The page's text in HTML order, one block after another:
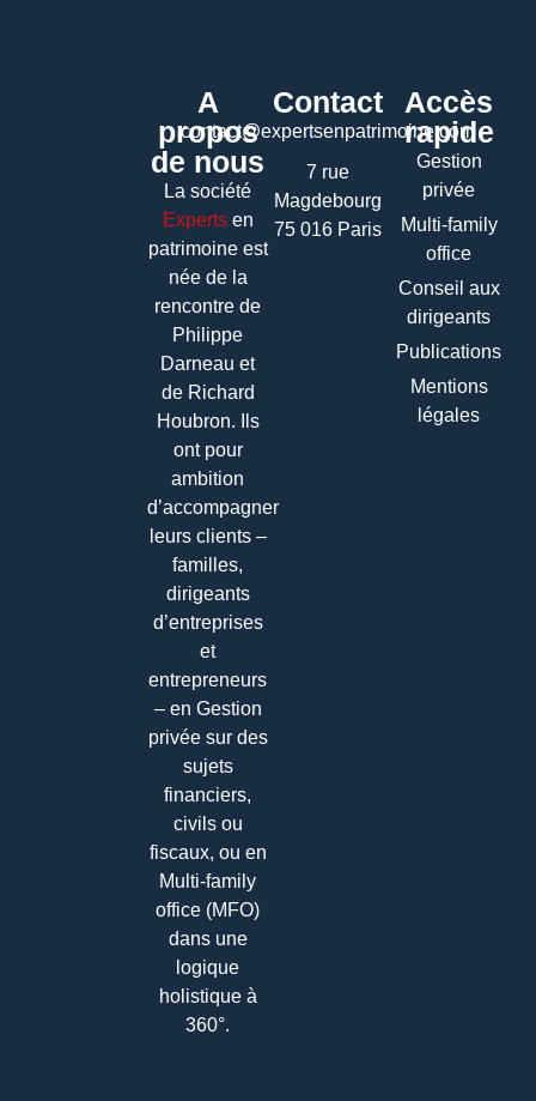
A
propos
de nous
La société
Expertsen
patrimoine est
née de la
rencontre de
Philippe
Darneau et
de Richard
Houbron. Ils
ont pour
ambition
d’accompagner
leurs clients –
familles,
dirigeants
d’entreprises
et
entrepreneurs
– en Gestion
privée sur des
sujets
financiers,
civils ou
fiscaux, ou en
Multi-family
office (MFO)
dans une
logique
holistique à
360°.
Contact
contact@expertsenpatrimoine.com
7 rue
Magdebourg
75 016 Paris
Accès
rapide
Gestion
privée
Multi-family
office
Conseil aux
dirigeants
Publications
Mentions
légales